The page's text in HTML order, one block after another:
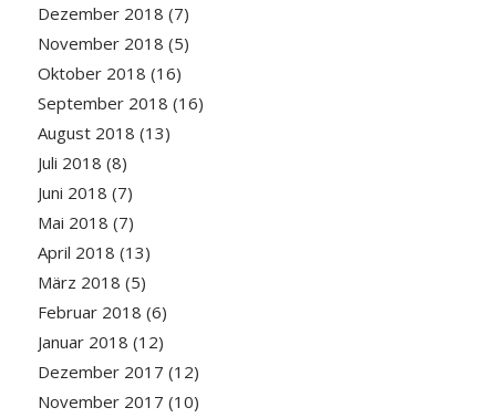
Dezember 2018 (7)
November 2018 (5)
Oktober 2018 (16)
September 2018 (16)
August 2018 (13)
Juli 2018 (8)
Juni 2018 (7)
Mai 2018 (7)
April 2018 (13)
März 2018 (5)
Februar 2018 (6)
Januar 2018 (12)
Dezember 2017 (12)
November 2017 (10)